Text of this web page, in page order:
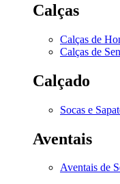
Calças
Calças de
Calças de
Calçado
Socas e
Aventais
Aventais de